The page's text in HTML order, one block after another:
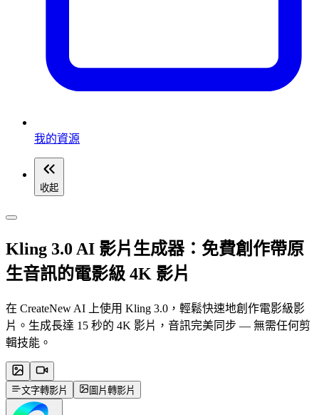
我的資源
收起
Kling 3.0 AI 影片生成器：免費創作帶原
生音訊的電影級 4K 影片
在 CreateNew AI 上使用 Kling 3.0，輕鬆快速地創作電影級影
片。生成長達 15 秒的 4K 影片，音訊完美同步 — 無需任何剪
輯技能。
文字轉影片 圖片轉影片